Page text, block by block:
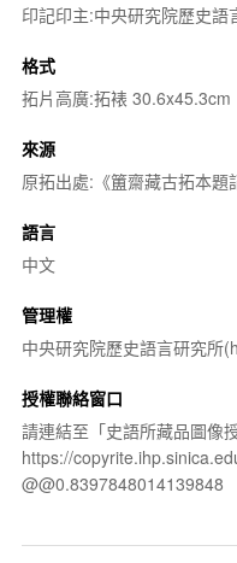
印記印主:中央研究院歷史語
格式
拓片高廣:拓裱 30.6x45.3cm
來源
原拓出處:《簠齋藏古拓本題
語言
中文
管理權
中央研究院歷史語言研究所
授權聯絡窗口
請連結至「史語所藏品圖像
https://
@@0.8397848014139848